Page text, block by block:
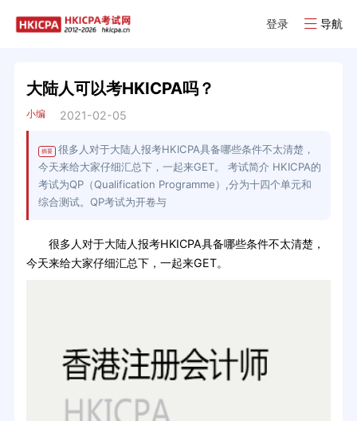
登录 导航
大陆人可以考HKICPA吗？
小编 2021-02-05
摘要
很多人对于大陆人报考HKICPA具备哪些条件不太清楚，
今天来给大家仔细汇总下，一起来GET。 考试简介 HKICPA的
考试为QP（Qualification Programme）,分为十四个单元和
综合测试。QP考试为开卷与
很多人对于大陆人报考HKICPA具备哪些条件不太清楚，
今天来给大家仔细汇总下，一起来GET。